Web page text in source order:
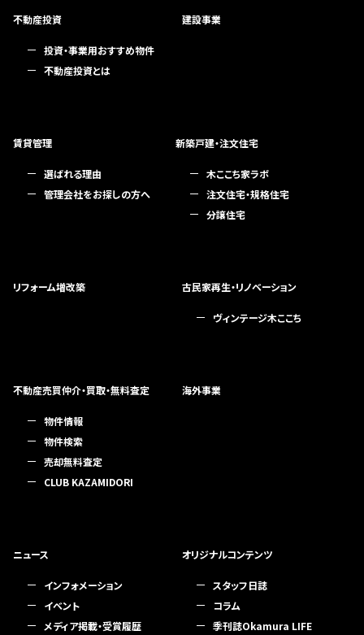
不動産投資
投資・事業用おすすめ物件
不動産投資とは
建設事業
賃貸管理
選ばれる理由
管理会社をお探しの方へ
新築戸建・注文住宅
木ここち家ラボ
注文住宅・規格住宅
分譲住宅
リフォーム増改築 古民家再生・リノベーション
ヴィンテージ木ここち
不動産売買仲介・買取・無料査定
物件情報
物件検索
売却無料査定
CLUB KAZAMIDORI
海外事業
ニュース
インフォメーション
イベント
メディア掲載・受賞履歴
オリジナルコンテンツ
スタッフ日誌
コラム
季刊誌Okamura LIFE